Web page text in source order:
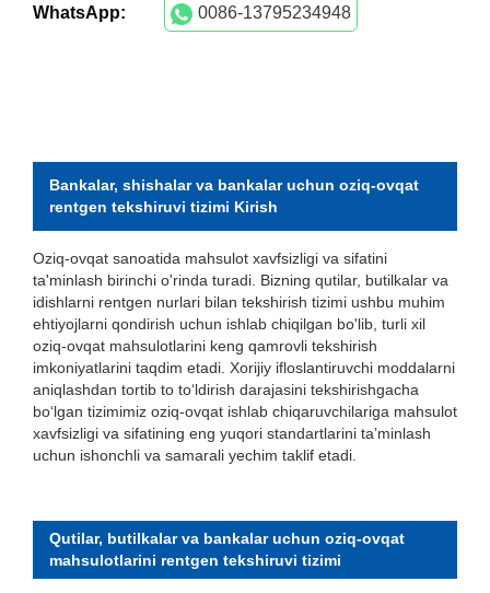
WhatsApp: 0086-13795234948
Bankalar, shishalar va bankalar uchun oziq-ovqat
rentgen tekshiruvi tizimi Kirish
Oziq-ovqat sanoatida mahsulot xavfsizligi va sifatini
ta'minlash birinchi o'rinda turadi. Bizning qutilar, butilkalar va
idishlarni rentgen nurlari bilan tekshirish tizimi ushbu muhim
ehtiyojlarni qondirish uchun ishlab chiqilgan bo'lib, turli xil
oziq-ovqat mahsulotlarini keng qamrovli tekshirish
imkoniyatlarini taqdim etadi. Xorijiy ifloslantiruvchi moddalarni
aniqlashdan tortib to toʻldirish darajasini tekshirishgacha
boʻlgan tizimimiz oziq-ovqat ishlab chiqaruvchilariga mahsulot
xavfsizligi va sifatining eng yuqori standartlarini taʼminlash
uchun ishonchli va samarali yechim taklif etadi.
Qutilar, butilkalar va bankalar uchun oziq-ovqat
mahsulotlarini rentgen tekshiruvi tizimi